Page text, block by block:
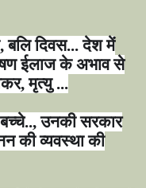
,बलि दिवस... देश में
ईलाज के अभाव से
,मृत्यु ...
,उनकी सरकार
की व्यवस्था की